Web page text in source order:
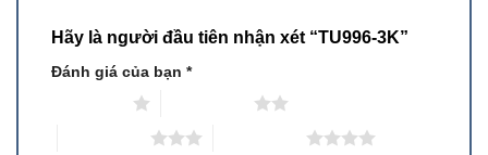
Hãy là người đầu tiên nhận xét “TU996-3K”
Đánh giá của bạn *